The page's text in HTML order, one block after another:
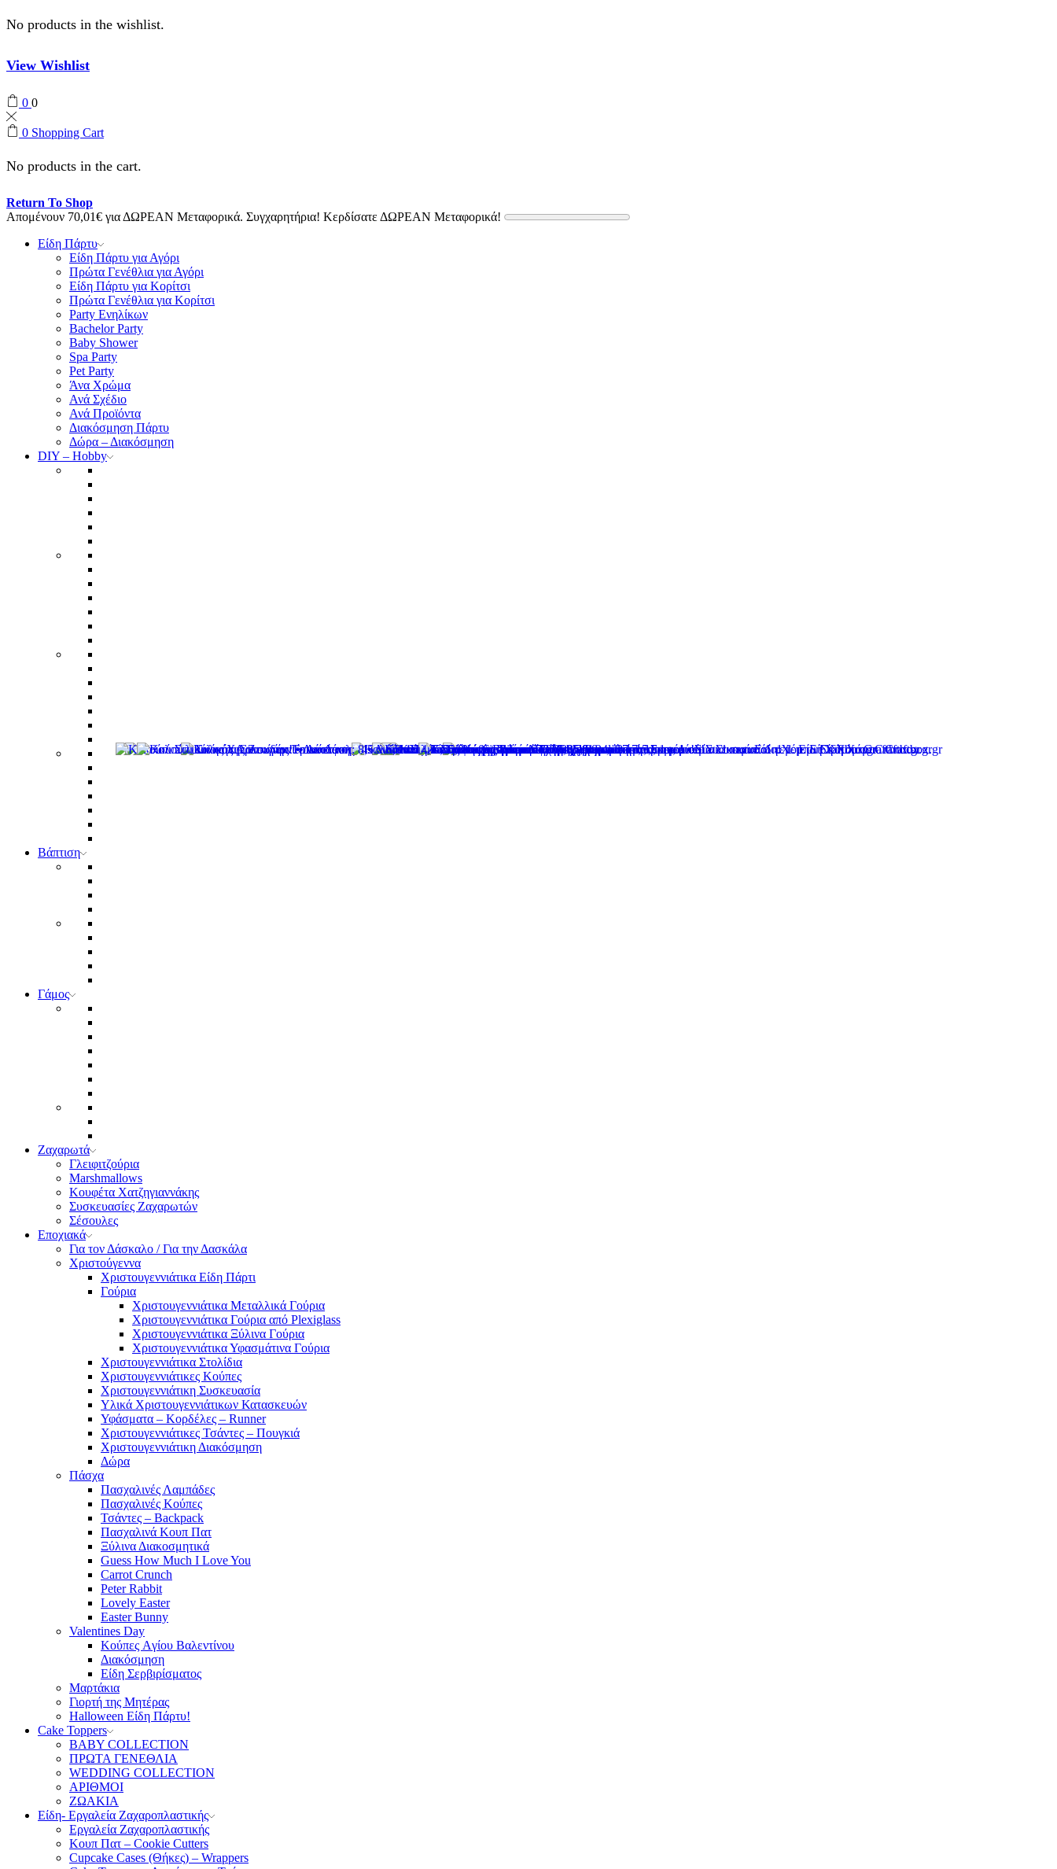
No products in the wishlist.
View Wishlist
0 0
0 Shopping Cart
No products in the cart.
Return To Shop
Απομένουν 70,01€ για ΔΩΡΕΑΝ Μεταφορικά. Συγχαρητήρια! Κερδίσατε ΔΩΡΕΑΝ Μεταφορικά!
Είδη Πάρτυ
Είδη Πάρτυ για Αγόρι
Πρώτα Γενέθλια για Αγόρι
Είδη Πάρτυ για Κορίτσι
Πρώτα Γενέθλια για Κορίτσι
Party Ενηλίκων
Bachelor Party
Baby Shower
Spa Party
Pet Party
Άνα Χρώμα
Ανά Σχέδιο
Ανά Προϊόντα
Διακόσμηση Πάρτυ
Δώρα – Διακόσμηση
DIY – Hobby
Βάπτιση
Γάμος
Ζαχαρωτά
Γλειφιτζούρια
Marshmallows
Κουφέτα Χατζηγιαννάκης
Συσκευασίες Ζαχαρωτών
Σέσουλες
Εποχιακά
Για τον Δάσκαλο / Για την Δασκάλα
Χριστούγεννα
Χριστουγεννιάτικα Είδη Πάρτι
Γούρια
Χριστουγεννιάτικα Μεταλλικά Γούρια
Χριστουγεννιάτικα Γούρια από Plexiglass
Χριστουγεννιάτικα Ξύλινα Γούρια
Χριστουγεννιάτικα Υφασμάτινα Γούρια
Χριστουγεννιάτικα Στολίδια
Χριστουγεννιάτικες Κούπες
Χριστουγεννιάτικη Συσκευασία
Υλικά Χριστουγεννιάτικων Κατασκευών
Υφάσματα – Κορδέλες – Runner
Χριστουγεννιάτικες Τσάντες – Πουγκιά
Χριστουγεννιάτικη Διακόσμηση
Δώρα
Πάσχα
Πασχαλινές Λαμπάδες
Πασχαλινές Κούπες
Τσάντες – Backpack
Πασχαλινά Κουπ Πατ
Ξύλινα Διακοσμητικά
Guess How Much I Love You
Carrot Crunch
Peter Rabbit
Lovely Easter
Easter Bunny
Valentines Day
Κούπες Aγίου Βαλεντίνου
Διακόσμηση
Είδη Σερβιρίσματος
Μαρτάκια
Γιορτή της Μητέρας
Halloween Είδη Πάρτυ!
Cake Toppers
BABY COLLECTION
ΠΡΩΤΑ ΓΕΝΕΘΛΙΑ
WEDDING COLLECTION
ΑΡΙΘΜΟΙ
ΖΩΑΚΙΑ
Είδη- Εργαλεία Ζαχαροπλαστικής
Εργαλεία Ζαχαροπλαστικής
Κουπ Πατ – Cookie Cutters
Cupcake Cases (Θήκες) – Wrappers